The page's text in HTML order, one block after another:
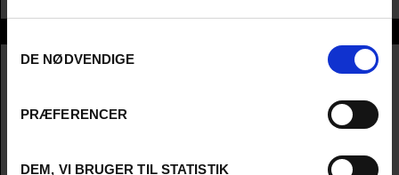
Samtykkevalg
DE NØDVENDIGE
PRÆFERENCER
DEM, VI BRUGER TIL STATISTIK
Engelsk Titel
Fantasy
Producer